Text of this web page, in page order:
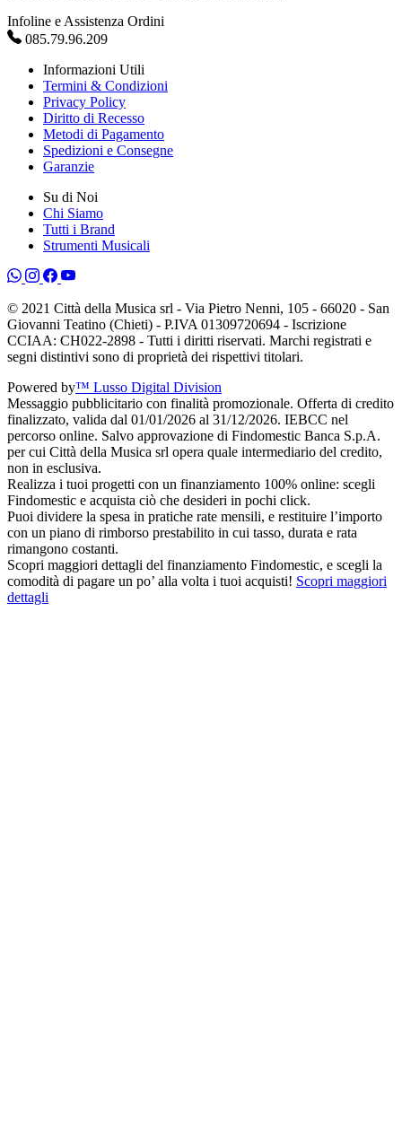
Infoline e Assistenza Ordini
085.79.96.209
Informazioni Utili
Termini & Condizioni
Privacy Policy
Diritto di Recesso
Metodi di Pagamento
Spedizioni e Consegne
Garanzie
Su di Noi
Chi Siamo
Tutti i Brand
Strumenti Musicali
© 2021 Città della Musica srl - Via Pietro Nenni, 105 - 66020 - San
Giovanni Teatino (Chieti) - P.IVA 01309720694 - Iscrizione
CCIAA: CH022-2898 - Tutti i diritti riservati. Marchi registrati e
segni distintivi sono di proprietà dei rispettivi titolari.
Powered by™ Lusso Digital Division
Messaggio pubblicitario con finalità promozionale. Offerta di credito
finalizzato, valida dal 01/01/2026 al 31/12/2026. IEBCC nel
percorso online. Salvo approvazione di Findomestic Banca S.p.A.
per cui Città della Musica srl opera quale intermediario del credito,
non in esclusiva.
Realizza i tuoi progetti con un finanziamento 100% online: scegli
Findomestic e acquista ciò che desideri in pochi click.
Puoi dividere la spesa in pratiche rate mensili, e restituire l’importo
con un piano di rimborso prestabilito in cui tasso, durata e rata
rimangono costanti.
Scopri maggiori dettagli del finanziamento Findomestic, e scegli la
comodità di pagare un po’ alla volta i tuoi acquisti! Scopri maggiori
dettagli